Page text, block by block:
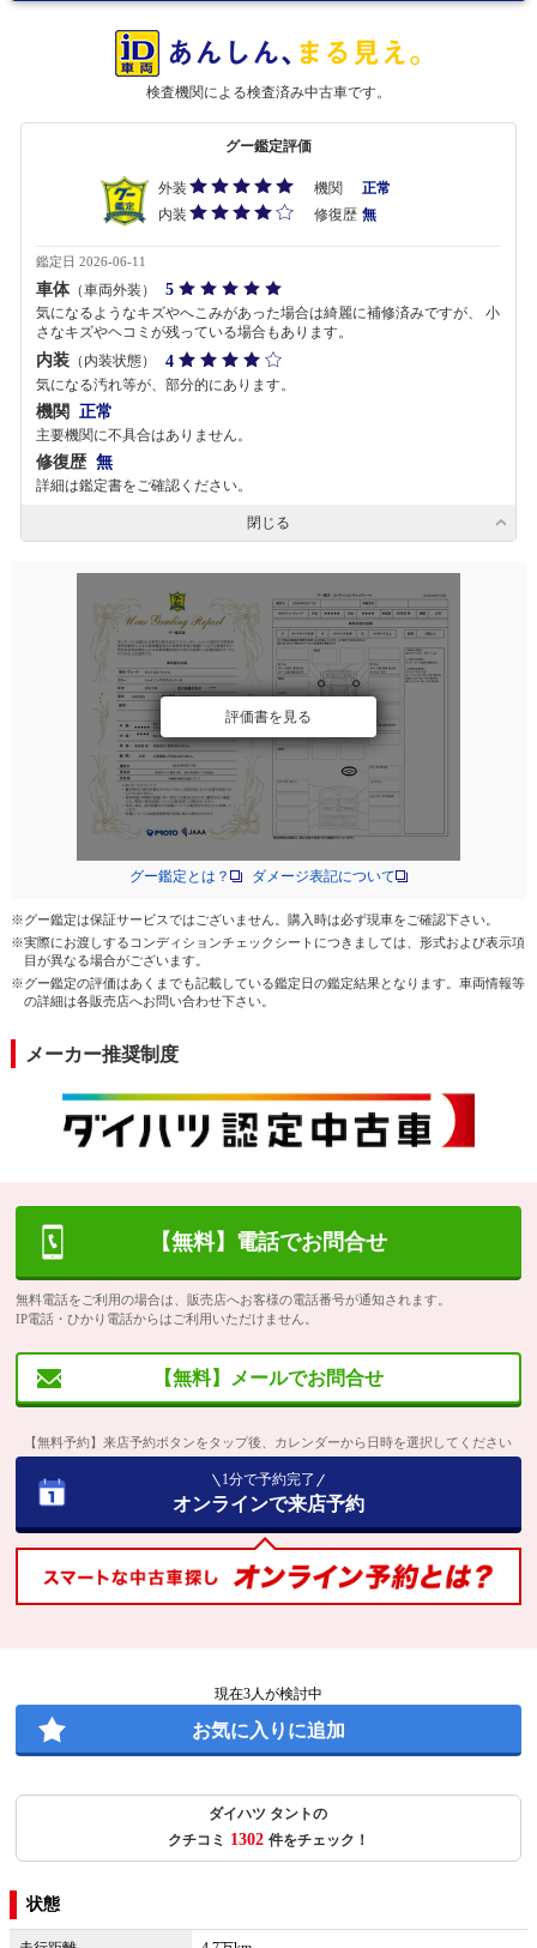
検査機関による検査済み中古車です。
グー鑑定評価
外装 機関
正常
内装
修復歴 無
鑑定日 2026-06-11
車体（車両外装） 5
気になるようなキズやへこみがあった場合は綺麗に補修済みですが、 小
さなキズやヘコミが残っている場合もあります。
内装 （内装状態） 4
気になる汚れ等が、部分的にあります。
機関 正常
主要機関に不具合はありません。
修復歴 無
詳細は鑑定書をご確認ください。
閉じる
評価書を見る
グー鑑定とは？ ダメージ表記について
※グー鑑定は保証サービスではございません。購入時は必ず現車をご確認下さい。
※実際にお渡しするコンディションチェックシートにつきましては、形式および表示項
目が異なる場合がございます。
※グー鑑定の評価はあくまでも記載している鑑定日の鑑定結果となります。車両情報等
の詳細は各販売店へお問い合わせ下さい。
メーカー推奨制度
【無料】電話でお問合せ
無料電話をご利用の場合は、販売店へお客様の電話番号が通知されます。
IP電話・ひかり電話からはご利用いただけません。
【無料】メールでお問合せ
【無料予約】来店予約ボタンをタップ後、カレンダーから日時を選択してください
1分で予約完了
オンラインで来店予約
現在3人が検討中
お気に入りに追加
ダイハツ タントの
クチコミ 1302 件をチェック！
状態